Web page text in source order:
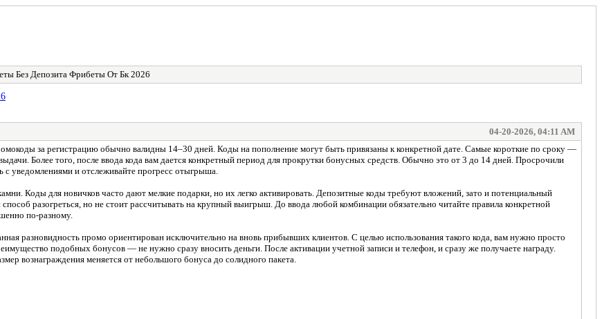
Без Депозита Фрибеты От Бк 2026
04-20-2026, 04:11 AM
за регистрацию обычно валидны 14–30 дней. Коды на пополнение могут быть привязаны к конкретной дате. Самые короткие по сроку —
Более того, после ввода кода вам дается конкретный период для прокрутки бонусных средств. Обычно это от 3 до 14 дней. Просрочили
уведомлениями и отслеживайте прогресс отыгрыша.
Коды для новичков часто дают мелкие подарки, но их легко активировать. Депозитные коды требуют вложений, зато и потенциальный
разогреться, но не стоит рассчитывать на крупный выигрыш. До ввода любой комбинации обязательно читайте правила конкретной
по-разному.
разновидность промо ориентирован исключительно на вновь прибывших клиентов. С целью использования такого кода, вам нужно просто
подобных бонусов — не нужно сразу вносить деньги. После активации учетной записи и телефон, и сразу же получаете награду.
вознаграждения меняется от небольшого бонуса до солидного пакета.